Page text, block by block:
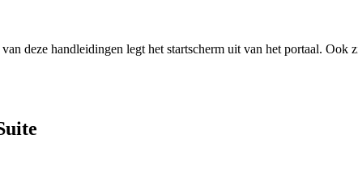
deze handleidingen legt het startscherm uit van het portaal.